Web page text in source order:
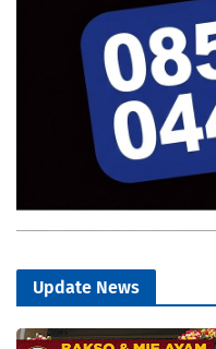
Update News